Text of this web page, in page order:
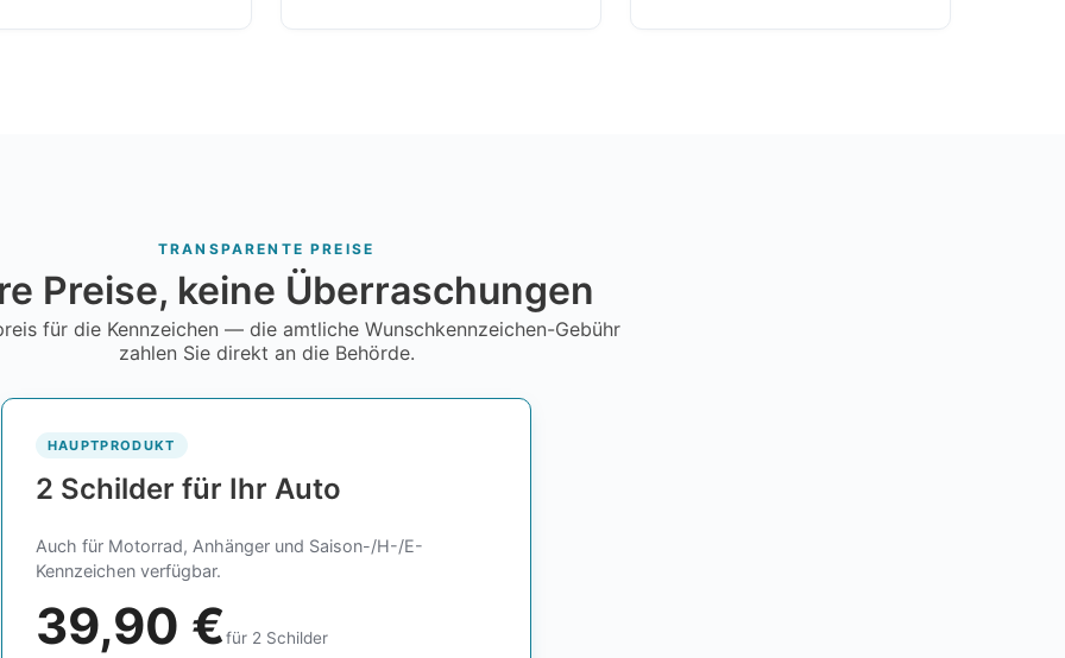
TRANSPARENTE PREISE
Preise, keine Überraschungen
für die Kennzeichen — die amtliche Wunschkennzeichen-Gebühr
zahlen Sie direkt an die Behörde.
HAUPTPRODUKT
2 Schilder für Ihr Auto
Auch für Motorrad, Anhänger und Saison-/H-/E-
Kennzeichen verfügbar.
39,90 €für 2 Schilder